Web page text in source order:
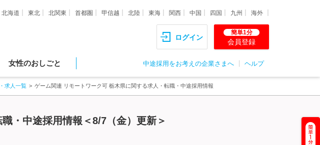
北海道 東北 北関東 首都圏 甲信越 北陸 東海 関西 中国 四国 九州 海外
ログイン
簡単1分
会員登録
女性のおしごと 中途採用をお考えの企業さまへ ヘルプ
求人一覧 ゲーム関連 リモートワーク可 栃木県に関する求人・転職・中途採用情報
・中途採用情報＜8/7（金）更新＞